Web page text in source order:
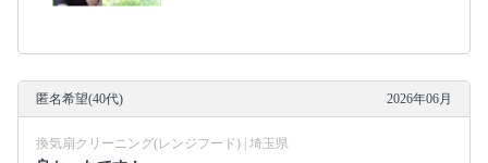
匿名希望(40代) 2026年06月
換気扇クリーニング(レンジフード) | 埼玉県